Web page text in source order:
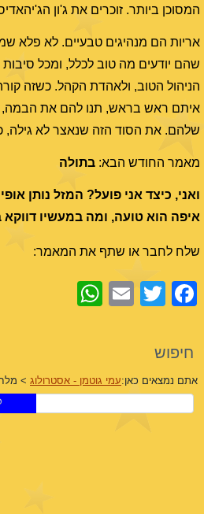
המסוכן ביותר. זוכרים את ג'ון
אריות הם מנהיגים טבעיים. לא פלא
שהם יודעים מה טוב לכלל, ומכל
הניהול הטוב, ולאהדת הקהל. כשזה
איתם ראש בראש, תנו להם את הבמה,
שלהם. את הסוד הזה שנאצר לא גילה,
מאמר החודש הבא: בתולה
ואני, כיצד אני פועל? המזל נותן
איפה הוא טועה, ומה במעשיו דווקא
שלח לחבר או שתף את המאמר:
Facebook
Twitter
Email
חיפוש
אתם נמצאים כאן:עמי גוטמן - אסטרולוג >